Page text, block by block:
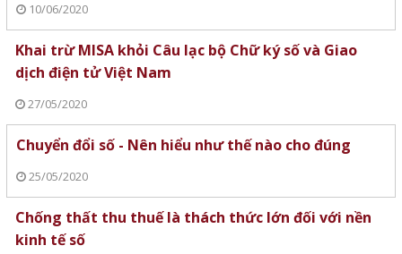
10/06/2020
Khai trừ MISA khỏi Câu lạc bộ Chữ ký số và Giao
dịch điện tử Việt Nam
27/05/2020
Chuyển đổi số - Nên hiểu như thế nào cho đúng
25/05/2020
Chống thất thu thuế là thách thức lớn đối với nền
kinh tế số